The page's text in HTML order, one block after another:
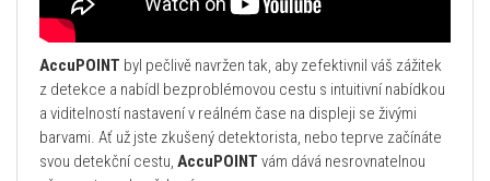
AccuPOINT byl pečlivě navržen tak, aby zefektivnil váš zážitek
z detekce a nabídl bezproblémovou cestu s intuitivní nabídkou
a viditelností nastavení v reálném čase na displeji se živými
barvami. Ať už jste zkušený detektorista, nebo teprve začínáte
svou detekční cestu, AccuPOINT vám dává nesrovnatelnou